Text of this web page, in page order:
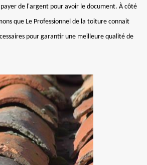
de l'argent pour avoir le document. À côté
que Le Professionnel de la toiture connait
pour garantir une meilleure qualité de